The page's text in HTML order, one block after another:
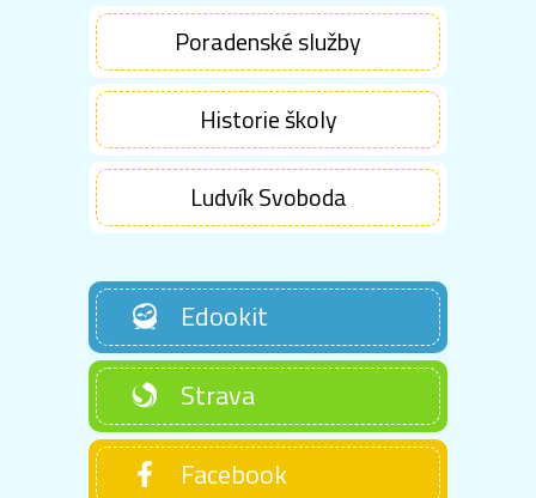
Poradenské služby
Historie školy
Ludvík Svoboda
Edookit
Strava
Facebook